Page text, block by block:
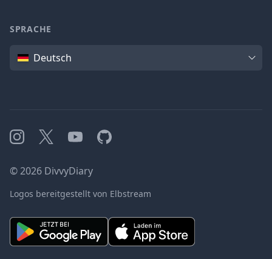
SPRACHE
SpracheDeutsch
Instagram
X YouTubeGitHub
©2026 DivvyDiary
Logos bereitgestellt von Elbstream